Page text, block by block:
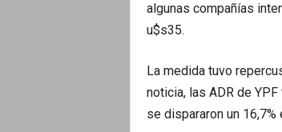
algunas compañías
u$s35.
La medida tuvo
noticia, las ADR de
se dispararon un 16,7%